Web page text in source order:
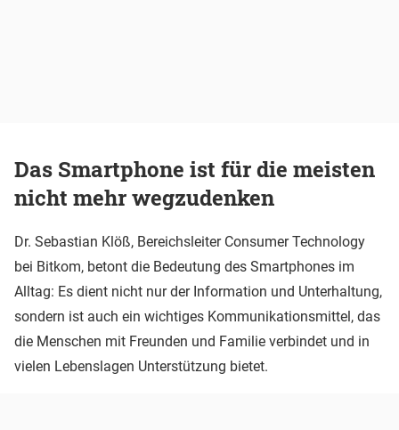
Das Smartphone ist für die meisten
nicht mehr wegzudenken
Dr. Sebastian Klöß, Bereichsleiter Consumer Technology
bei Bitkom, betont die Bedeutung des Smartphones im
Alltag: Es dient nicht nur der Information und Unterhaltung,
sondern ist auch ein wichtiges Kommunikationsmittel, das
die Menschen mit Freunden und Familie verbindet und in
vielen Lebenslagen Unterstützung bietet.